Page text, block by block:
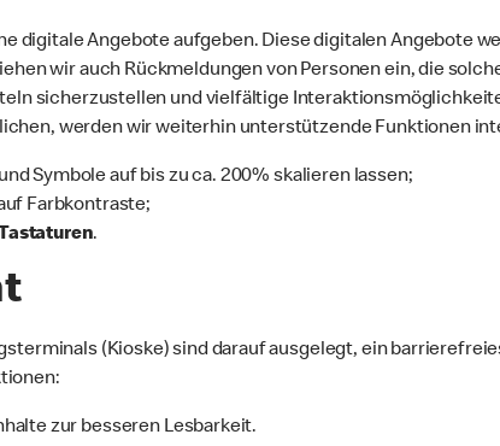
digitale Angebote aufgeben. Diese digitalen Angebote
wir auch Rückmeldungen von Personen ein, die
sicherzustellen und vielfältige
werden wir weiterhin unterstützende Funktionen
Symbole auf bis zu ca. 200% skalieren lassen;
Farbkontraste;
.
(Kioske) sind darauf ausgelegt, ein
zur besseren Lesbarkeit.